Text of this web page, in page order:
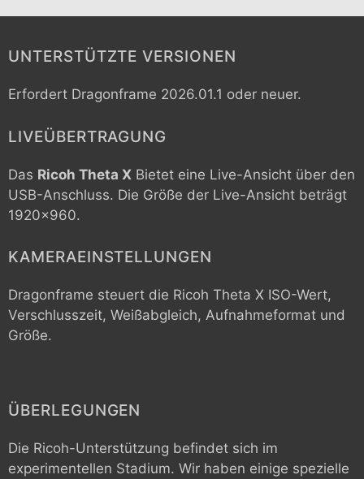
UNTERSTÜTZTE VERSIONEN
Erfordert Dragonframe 2026.01.1 oder neuer.
LIVEÜBERTRAGUNG
Das Ricoh Theta X Bietet eine Live-Ansicht über den
USB-Anschluss. Die Größe der Live-Ansicht beträgt
1920x960.
KAMERAEINSTELLUNGEN
Dragonframe steuert die Ricoh Theta X ISO-Wert,
Verschlusszeit, Weißabgleich, Aufnahmeformat und
Größe.
ÜBERLEGUNGEN
Die Ricoh-Unterstützung befindet sich im
experimentellen Stadium. Wir haben einige spezielle